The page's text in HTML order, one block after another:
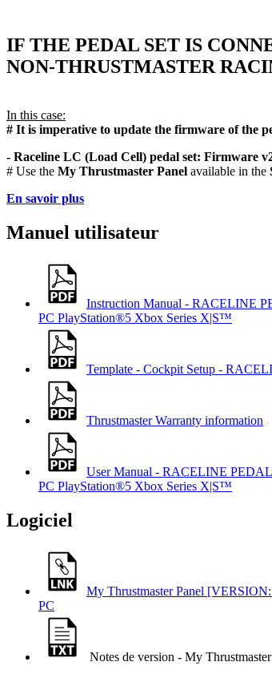
IF THE PEDAL SET IS
NON-THRUSTMASTER
In this case:
# It is imperative to update the firmware of the
- Raceline LC (Load Cell) pedal set: Firmware
# Use the My Thrustmaster Panel available in the
En savoir plus
Manuel utilisateur
Instruction Manual - RACELINE
PC PlayStation®5 Xbox Series X|S™
Template - Cockpit Setup -
Thrustmaster Warranty information
User Manual - RACELINE
PC PlayStation®5 Xbox Series X|S™
Logiciel
My Thrustmaster Panel
PC
Notes de version - My